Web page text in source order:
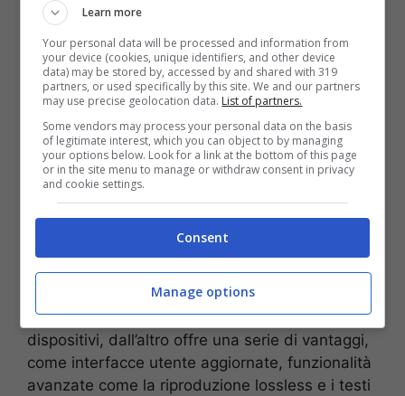
Sostituire iTunes non sarà facile – Screenshot YouTube Tech
Talk America – mrinformatico.it
Questa mossa di Apple segnaun netto
distacco dalla strategia precedente, orientata
verso un unico software onnicomprensivo, per
abbracciare una soluzione più frammentata ma
da un latoquesta transizione può sembrare
per chi era abituato a un unico punto
di riferimento per la gestione di musica e
dispositivi, dall’altro offre una serie di vantaggi,
come interfacce utente aggiornate, funzionalità
avanzate come la riproduzione lossless e i testi
Learn more
Your personal data will be processed and information from
your device (cookies, unique identifiers, and other device
data) may be stored by, accessed by and shared with 319
partners, or used specifically by this site. We and our partners
may use precise geolocation data. List of partners.
Some vendors may process your personal data on the basis
of legitimate interest, which you can object to by managing
your options below. Look for a link at the bottom of this page
or in the site menu to manage or withdraw consent in privacy
and cookie settings.
Consent
Manage options